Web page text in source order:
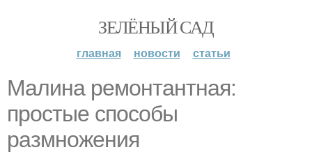
ЗЕЛЁНЫЙ САД
главная новости статьи
Малина ремонтантная:
простые способы
размножения